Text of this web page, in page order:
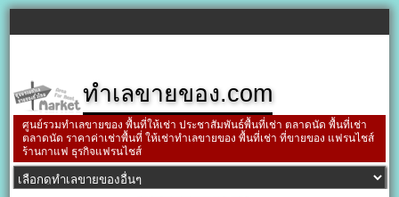
ทำเลขายของ.com
ศูนย์รวมทำเลขายของ พื้นที่ให้เช่า ประชาสัมพันธ์พื้นที่เช่า ตลาดนัด พื้นที่เช่า
ตลาดนัด ราคาค่าเช่าพื้นที่ ให้เช่าทำเลขายของ พื้นที่เช่า ที่ขายของ แฟรนไชส์
ร้านกาแฟ ธุรกิจแฟรนไชส์